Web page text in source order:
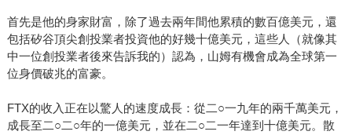
首先是他的身家財富，除了過去兩年間他累積的數百億美元，還
包括矽谷頂尖創投業者投資他的好幾十億美元，這些人（就像其
中一位創投業者後來告訴我的）認為，山姆有機會成為全球第一
位身價破兆的富豪。
FTX的收入正在以驚人的速度成長：從二○一九年的兩千萬美元，
成長至二○二○年的一億美元，並在二○二一年達到十億美元。散